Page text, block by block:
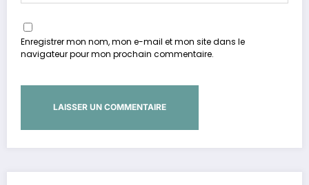
Enregistrer mon nom, mon e-mail et mon site dans le
navigateur pour mon prochain commentaire.